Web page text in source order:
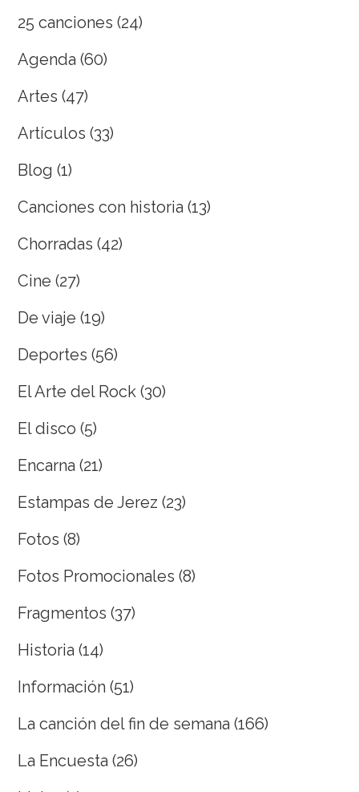
25 canciones (24)
Agenda (60)
Artes (47)
Artículos (33)
Blog (1)
Canciones con historia (13)
Chorradas (42)
Cine (27)
De viaje (19)
Deportes (56)
El Arte del Rock (30)
El disco (5)
Encarna (21)
Estampas de Jerez (23)
Fotos (8)
Fotos Promocionales (8)
Fragmentos (37)
Historia (14)
Información (51)
La canción del fin de semana (166)
La Encuesta (26)